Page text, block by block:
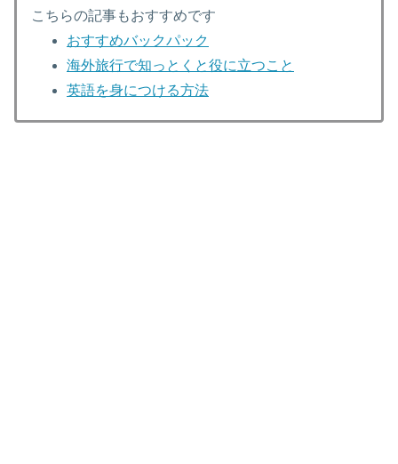
こちらの記事もおすすめです
おすすめバックパック
海外旅行で知っとくと役に立つこと
英語を身につける方法